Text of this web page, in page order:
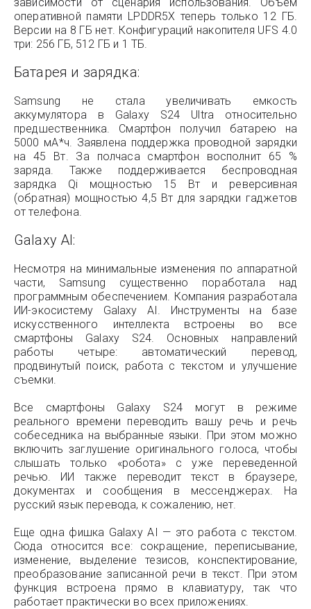
оперативной памяти LPDDR5X теперь только 12 ГБ.
Версии на 8 ГБ нет. Конфигураций накопителя UFS 4.0
три: 256 ГБ, 512 ГБ и 1 ТБ.
Батарея и зарядка:
Samsung не стала увеличивать емкость
аккумулятора в Galaxy S24 Ultra относительно
предшественника. Смартфон получил батарею на
5000 мА*ч. Заявлена поддержка проводной зарядки
на 45 Вт. За полчаса смартфон восполнит 65 %
заряда. Также поддерживается беспроводная
зарядка Qi мощностью 15 Вт и реверсивная
(обратная) мощностью 4,5 Вт для зарядки гаджетов
от телефона.
Galaxy AI:
Несмотря на минимальные изменения по аппаратной
части, Samsung существенно поработала над
программным обеспечением. Компания разработала
ИИ-экосистему Galaxy AI. Инструменты на базе
искусственного интеллекта встроены во все
смартфоны Galaxy S24. Основных направлений
работы четыре: автоматический перевод,
продвинутый поиск, работа с текстом и улучшение
съемки.
Все смартфоны Galaxy S24 могут в режиме
реального времени переводить вашу речь и речь
собеседника на выбранные языки. При этом можно
включить заглушение оригинального голоса, чтобы
слышать только «робота» с уже переведенной
речью. ИИ также переводит текст в браузере,
документах и сообщения в мессенджерах. На
русский язык перевода, к сожалению, нет.
Еще одна фишка Galaxy AI — это работа с текстом.
Сюда относится все: сокращение, переписывание,
изменение, выделение тезисов, конспектирование,
преобразование записанной речи в текст. При этом
функция встроена прямо в клавиатуру, так что
работает практически во всех приложениях.